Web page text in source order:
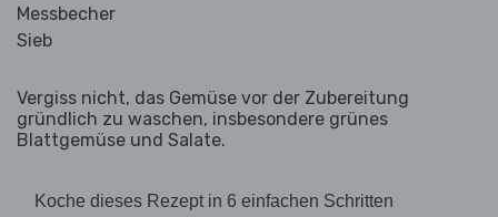
Messbecher
Sieb
Vergiss nicht, das Gemüse vor der Zubereitung
gründlich zu waschen, insbesondere grünes
Blattgemüse und Salate.
Koche dieses Rezept in 6 einfachen Schritten